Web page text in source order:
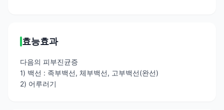
효능효과
다음의 피부진균증
1) 백선 : 족부백선, 체부백선, 고부백선(완선)
2) 어루러기